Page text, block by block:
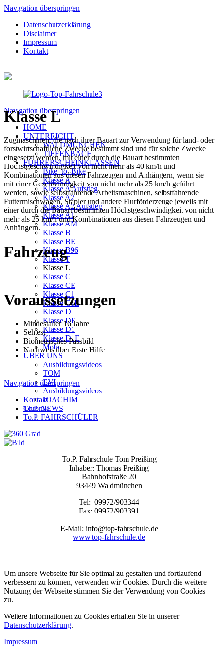
Navigation überspringen
Datenschutzerklärung
Disclaimer
Impressum
Kontakt
Navigation überspringen
HOME
UNTERRICHT
WALDMÜNCHEN
TIEFENBACH
FÜHRERSCHEINKLASSEN
Bike_to_Bike
Klasse A
Klasse A Aufstieg
Klasse A2
Klasse A2 Aufstieg
Klasse A1
Klasse AM
Klasse B
Klasse BE
Klasse B96
Klasse T
Klasse L
Klasse C
Klasse CE
Klasse C1
Klasse C1E
Klasse D
Klasse DE
Klasse D1
Klasse D1E
Mofa
ÜBER UNS
Ausbildungsvideos
TOM
EVI
Ausbildungsvideos
JOACHIM
To.P. NEWS
To.P. FAHRSCHÜLER
Klasse L
Zugmaschinen, die nach ihrer Bauart zur Verwendung für land- oder
forstwirtschaftliche Zwecke bestimmt sind und für solche Zwecke
eingesetzt werden, mit einer durch die Bauart bestimmten
Höchstgeschwindigkeit von nicht mehr als 40 km/h und
Kombinationen aus diesen Fahrzeugen und Anhängern, wenn sie
mit einer Geschwindigkeit von nicht mehr als 25 km/h geführt
werden, sowie selbstfahrende Arbeitsmaschinen, selbstfahrende
Futtermischwagen, Stapler und andere Flurförderzeuge jeweils mit
einer durch die Bauart bestimmten Höchstgeschwindigkeit von nicht
mehr als 25 km/h und Kombinationen aus diesen Fahrzeugen und
Anhängern.
Fahrzeug
Voraussetzungen
Mindestalter 16 Jahre
Sehtest
Biometrisches Passbild
Nachweis über Erste Hilfe
Navigation überspringen
Kontakt
Chronik
To.P. Fahrschule Tom Preißing
Inhaber: Thomas Preißing
Bahnhofstraße 20
93449 Waldmünchen
Tel: 09972/903344
Fax: 09972/903391
E-Mail: info@top-fahrschule.de
www.top-fahrschule.de
Um unsere Webseite für Sie optimal zu gestalten und fortlaufend
verbessern zu können, verwenden wir Cookies. Durch die weitere
Nutzung der Webseite stimmen Sie der Verwendung von Cookies
zu.
Weitere Informationen zu Cookies erhalten Sie in unserer
Datenschutzerklärung.
Impressum